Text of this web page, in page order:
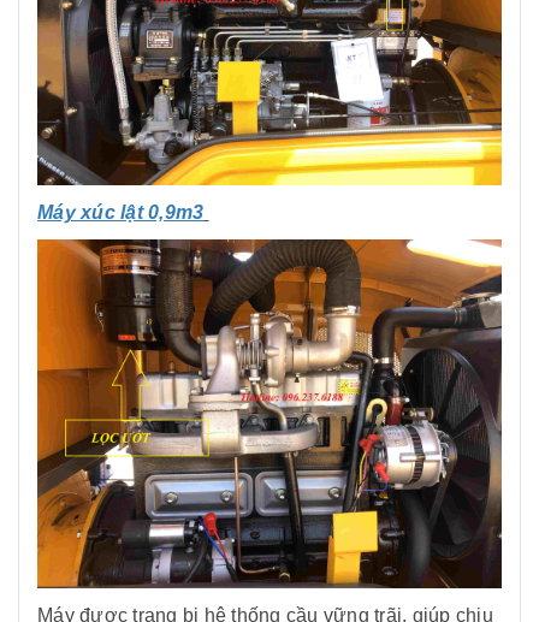
Máy xúc lật 0,9m3
Máy được trang bị hệ thống cầu vững trãi, giúp chịu